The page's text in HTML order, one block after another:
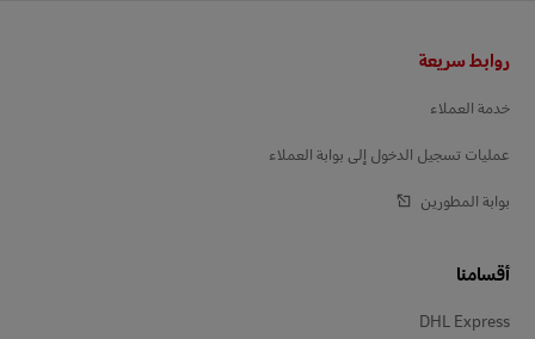
روابط سريعة
خدمة العملاء
عمليات تسجيل الدخول إلى بوابة العملاء
بوابة المطورين
أقسامنا
DHL Express